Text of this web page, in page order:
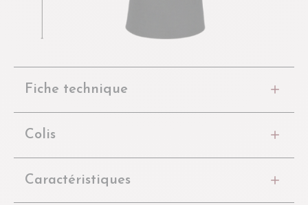
Fiche technique
Colis
Caractéristiques